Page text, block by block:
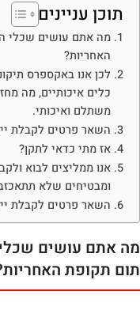
תוכן עניינים
מה אתם עושים שכלי
האחריות?
לכן אנו באקספרס
כלים איכותיים, מה
משתלם ואיכותי.
השאר פרטים לקבלת
אז מתי כדאי לתקן?
אנו ממליצים לבוא
ומבטיחים שלא
השאר פרטים לקבלת
מה אתם עושים
תום תקופת